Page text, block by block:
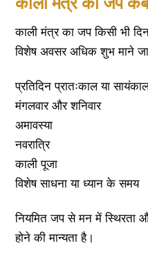
काली मंत्र का जप किसी भी
विशेष अवसर अधिक शुभ माने
प्रतिदिन प्रातःकाल या
मंगलवार और शनिवार
अमावस्या
नवरात्रि
काली पूजा
विशेष साधना या ध्यान के समय
नियमित जप से मन में स्थिरता
होने की मान्यता है।